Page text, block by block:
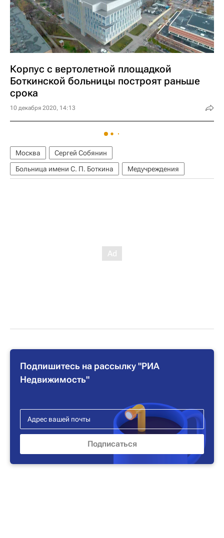
Корпус с вертолетной площадкой
Боткинской больницы построят раньше
срока
10 декабря 2020, 14:13
Москва
Сергей Собянин
Больница имени С. П. Боткина
Медучреждения
Подпишитесь на рассылку "РИА
Недвижимость"